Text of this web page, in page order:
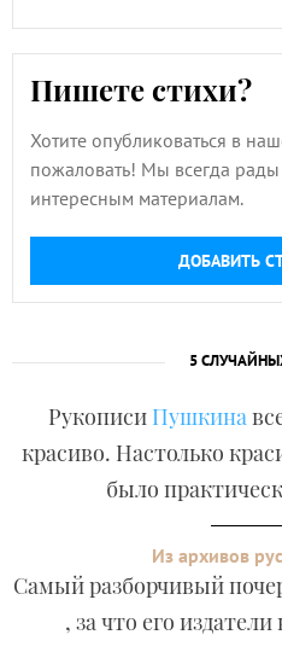
Пишете стихи?
Хотите опубликоваться в
пожаловать! Мы всегда
интересным материалам.
ДОБАВИТЬ
5
Рукописи Пушкина
красиво. Настолько
было
Из архивов
Самый разборчивый
, за что его